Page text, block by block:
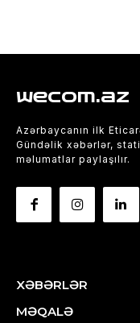
wecom.az
Azərbaycanın ilk
Gündəlik xəbərlər,
məlumatlar paylaşılır.
XƏBƏRLƏR
MƏQALƏ